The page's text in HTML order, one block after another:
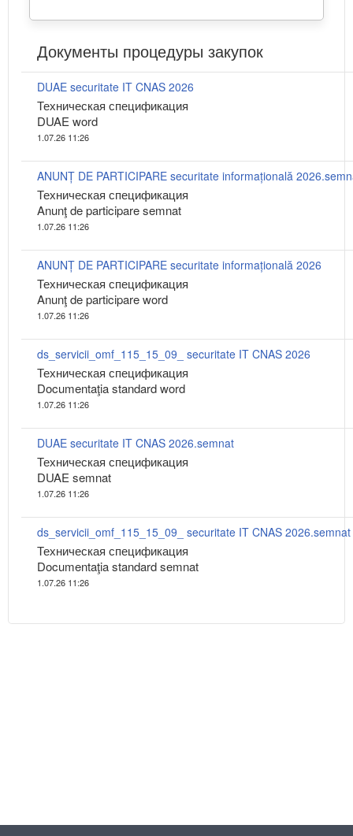
Документы процедуры закупок
DUAE securitate IT CNAS 2026
Техническая спецификация
DUAE word
1.07.26 11:26
ANUNȚ DE PARTICIPARE securitate informațională
Техническая спецификация
Anunţ de participare semnat
1.07.26 11:26
ANUNȚ DE PARTICIPARE securitate informațională 2026
Техническая спецификация
Anunţ de participare word
1.07.26 11:26
ds_servicii_omf_115_15_09_ securitate IT CNAS 2026
Техническая спецификация
Documentaţia standard word
1.07.26 11:26
DUAE securitate IT CNAS 2026.semnat
Техническая спецификация
DUAE semnat
1.07.26 11:26
ds_servicii_omf_115_15_09_ securitate IT CNAS 2026.semnat
Техническая спецификация
Documentaţia standard semnat
1.07.26 11:26